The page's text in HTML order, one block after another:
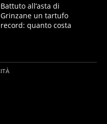
Battuto all’asta di
Grinzane un tartufo
record: quanto costa